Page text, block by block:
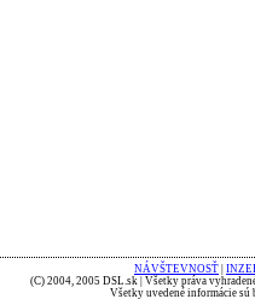
NÁVŠTEVNOSŤ
(C) 2004, 2005 DSL.sk | Všetky práva
Všetky uvedené informácie sú